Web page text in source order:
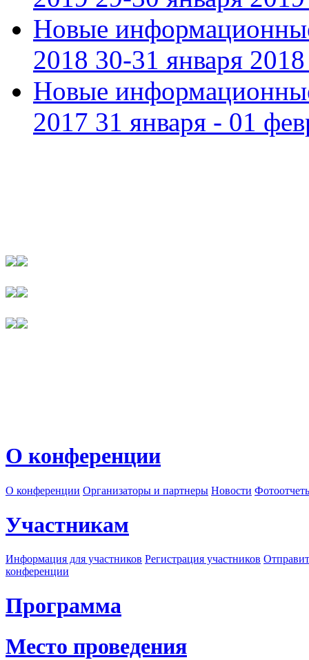
Новые
2018 30-31 января 2018
Новые
2017 31 января - 01
О конференции
О конференции Организаторы и партнеры Новости
Участникам
Информация для участников Регистрация участников
конференции
Программа
Место проведения